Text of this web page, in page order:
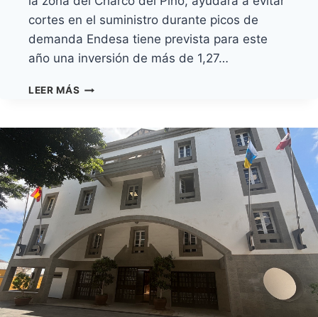
cortes en el suministro durante picos de
demanda Endesa tiene prevista para este
año una inversión de más de 1,27…
LEER MÁS ENDESA
CENTRO
DE
TRANSFORMACIÓN
EN
GRANADILLA
PARA
AMPLIAR
LA
CAPACIDAD
DE
LA
RED
EN